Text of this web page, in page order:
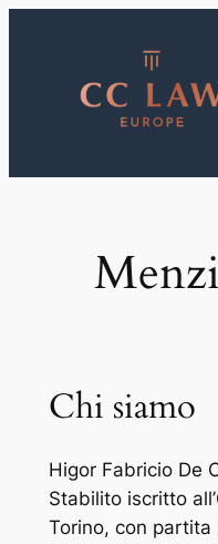
contenuto
Chi siamo
Higor Fabricio De
Stabilito iscritto
Torino, con partita